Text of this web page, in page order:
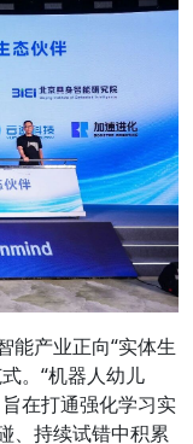
能产业正向“实体生
。“机器人幼儿
在打通强化学习实
、持续试错中积累